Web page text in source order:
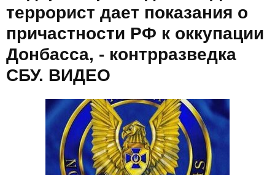
террорист дает показания о
причастности РФ к оккупации
Донбасса, - контрразведка
СБУ. ВИДЕО